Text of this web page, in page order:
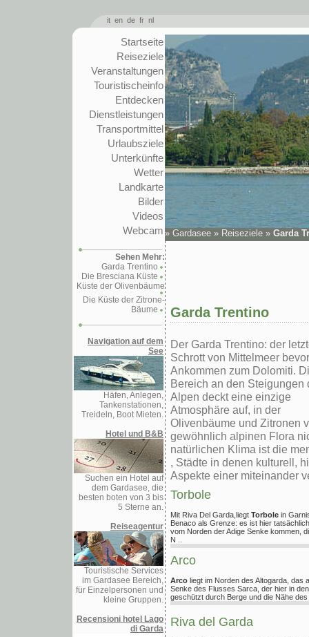
it en de fr nl
Startseite
Reiseziele
Veranstaltungen
Touristischeinfo
Entdecken
Dienstleistungen
Transportmittel
Urlaubsziele
Unterkünfte
Wetter
Landkarte
Bilder
Videos
Webcam
Sehen Mehr:
Garda Trentino
Die Bresciana Küste
Küste der Olivenbäume
Die Küste der Zitrone-
Bäume
Navigation auf dem
See
Häfen, Anlegen,
Tankenstationen,
Treideln, Boot Mieten.
Hotel und B&B
Suchen ein Hotel auf
dem Gardasee, die
besten boten von 3 bis
5 Sterne an.
Reiseagentur
Touristische Services
im Gardasee Bereich,
für Einzelpersonen und
kleine Gruppen.
Recensioni hotel Lago
di Garda
» Gardasee » Reiseziele » Garda
Garda Trentino
Der Garda Trentino: der
Schrott von Mittelmeer
Ankommen zum Dolomiti.
Bereich an den Steigungen
Alpen deckt eine einzige
Atmosphäre auf, in der
Olivenbäume und Zitronen
gewöhnlich alpinen Flora
natürlichen Klima ist die
, Städte in denen kulturell,
Aspekte einer miteinander
Torbole
Mit Riva Del Garda,liegt Torbole in
Benaco als Grenze: es ist hier
vom Norden der Adige Senke kommen,
N ..
Arco
Arco liegt im Norden des Altogarda, das
Senke des Flusses Sarca, der hier in
geschützt durch Berge und die Nähe
Riva del Garda